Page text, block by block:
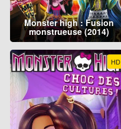
Monster high : Fusion
monstrueuse (2014)
HD